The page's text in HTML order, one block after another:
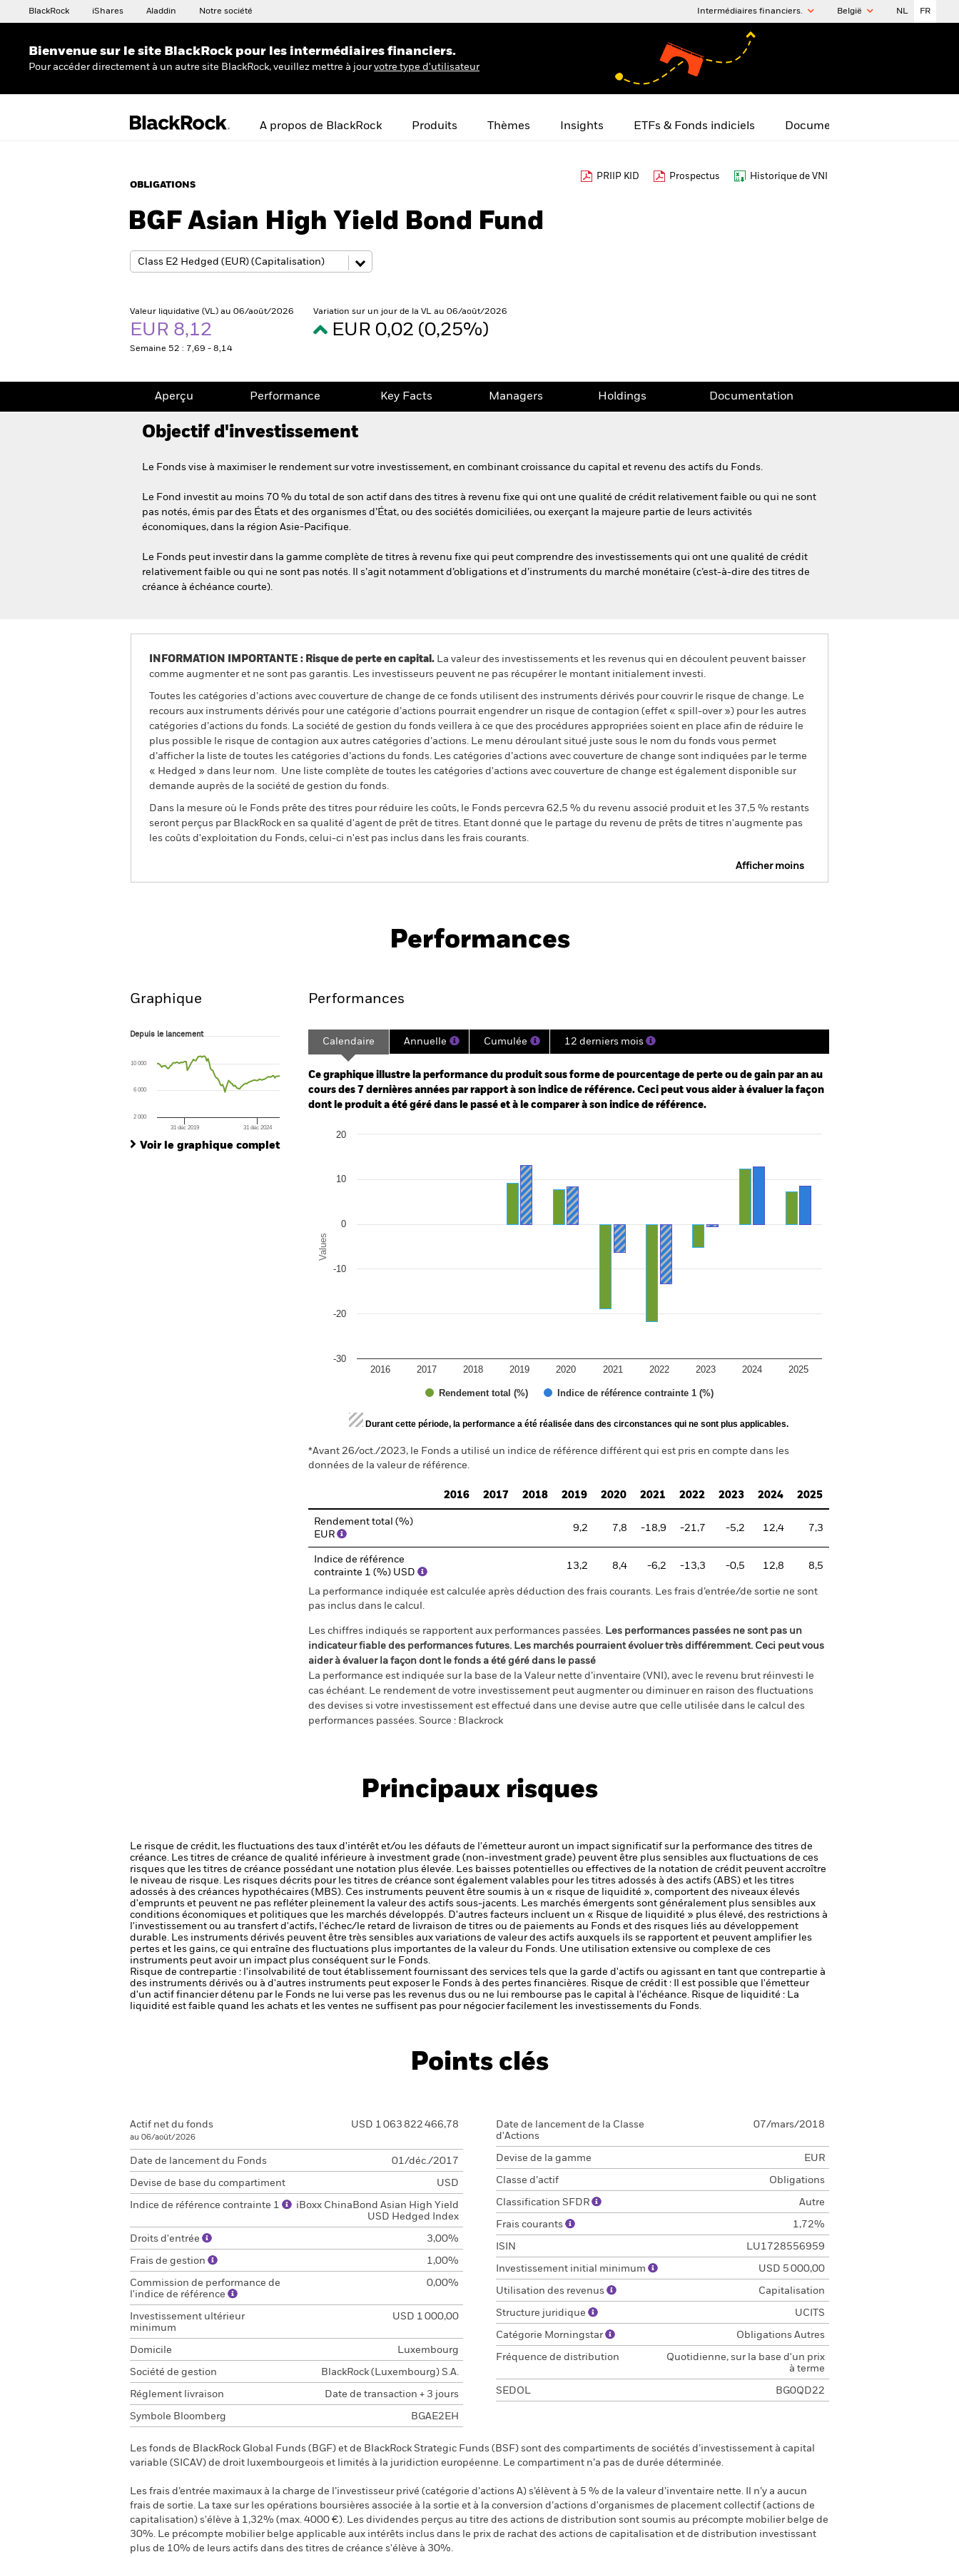
BlackRock iShares Aladdin Notre société Intermédiaires financiers. België NL FR
Bienvenue sur le site BlackRock pour les intermédiaires financiers.
Pour accéder directement à un autre site BlackRock, veuillez mettre à jour votre type d'utilisateur
A propos de BlackRock Produits Thèmes Insights ETFs & Fonds indiciels Documents
OBLIGATIONS
PRIIP KID Prospectus Historique de VNI
BGF Asian High Yield Bond Fund
Valeur liquidative (VL) au 06/août/2026
EUR 8,12
Semaine 52 : 7,69 - 8,14
Variation sur un jour de la VL au 06/août/2026
EUR 0,02 (0,25%)
Aperçu Performance Key Facts Managers Holdings Documentation
Objectif d'investissement
Le Fonds vise à maximiser le rendement sur votre investissement, en combinant croissance du capital et revenu des actifs du Fonds.
Le Fond investit au moins 70 % du total de son actif dans des titres à revenu fixe qui ont une qualité de crédit relativement faible ou qui ne sont
pas notés, émis par des États et des organismes d’État, ou des sociétés domiciliées, ou exerçant la majeure partie de leurs activités
économiques, dans la région Asie-Pacifique.
Le Fonds peut investir dans la gamme complète de titres à revenu fixe qui peut comprendre des investissements qui ont une qualité de crédit
relativement faible ou qui ne sont pas notés. Il s’agit notamment d’obligations et d’instruments du marché monétaire (c’est-à-dire des titres de
créance à échéance courte).
INFORMATION IMPORTANTE : Risque de perte en capital. La valeur des investissements et les revenus qui en découlent peuvent baisser
comme augmenter et ne sont pas garantis. Les investisseurs peuvent ne pas récupérer le montant initialement investi.
Toutes les catégories d’actions avec couverture de change de ce fonds utilisent des instruments dérivés pour couvrir le risque de change. Le
recours aux instruments dérivés pour une catégorie d’actions pourrait engendrer un risque de contagion (effet « spill-over ») pour les autres
catégories d’actions du fonds. La société de gestion du fonds veillera à ce que des procédures appropriées soient en place afin de réduire le
plus possible le risque de contagion aux autres catégories d’actions. Le menu déroulant situé juste sous le nom du fonds vous permet
d’afficher la liste de toutes les catégories d’actions du fonds. Les catégories d’actions avec couverture de change sont indiquées par le terme
« Hedged » dans leur nom. Une liste complète de toutes les catégories d'actions avec couverture de change est également disponible sur
demande auprès de la société de gestion du fonds.
Dans la mesure où le Fonds prête des titres pour réduire les coûts, le Fonds percevra 62,5 % du revenu associé produit et les 37,5 % restants
seront perçus par BlackRock en sa qualité d'agent de prêt de titres. Etant donné que le partage du revenu de prêts de titres n'augmente pas
les coûts d'exploitation du Fonds, celui-ci n'est pas inclus dans les frais courants.
Afficher moins
Key Facts Managers
Performances
Graphique
Depuis le lancement
The chart has 1 X axis displaying Time. Range: 2018-02-01 00:00:00 to 2026-07-31 00:00:00.
The chart has 1 Y axis displaying values. Range: -80 to 40.
Depuis le lancement
31 déc 2019 31 déc 2024
2 000
6 000
10 000
Voir le graphique complet
Performances
Calendaire Annuelle Cumulée 12 derniers mois
Ce graphique illustre la performance du produit sous forme de pourcentage de perte ou de gain par an au
cours des 7 dernières années par rapport à son indice de référence. Ceci peut vous aider à évaluer la façon
dont le produit a été géré dans le passé et à le comparer à son indice de référence.
Bar chart with 2 data series.
The chart has 1 Y axis displaying Values. Range: -30 to 20.
Values
Rendement total (%) Indice de référence contrainte 1 (%)
2016 2017 2018 2019 2020 2021 2022 2023 2024 2025
-30
-20
-10
0
10
20
End of interactive chart.
Durant cette période, la performance a été réalisée dans des circonstances qui ne sont plus applicables.
*Avant 26/oct./2023, le Fonds a utilisé un indice de référence différent qui est pris en compte dans les
données de la valeur de référence.
2016 2017 2018 2019 2020 2021 2022 2023 2024 2025
Rendement total (%)
EUR
9,2 7,8 -18,9 -21,7 -5,2 12,4 7,3
Indice de référence
contrainte 1 (%) USD
13,2 8,4 -6,2 -13,3 -0,5 12,8 8,5
La performance indiquée est calculée après déduction des frais courants. Les frais d’entrée/de sortie ne sont
pas inclus dans le calcul.
Les chiffres indiqués se rapportent aux performances passées. Les performances passées ne sont pas un
indicateur fiable des performances futures. Les marchés pourraient évoluer très différemment. Ceci peut vous
aider à évaluer la façon dont le fonds a été géré dans le passé
La performance est indiquée sur la base de la Valeur nette d’inventaire (VNI), avec le revenu brut réinvesti le
cas échéant. Le rendement de votre investissement peut augmenter ou diminuer en raison des fluctuations
des devises si votre investissement est effectué dans une devise autre que celle utilisée dans le calcul des
performances passées. Source : Blackrock
Principaux risques
Le risque de crédit, les fluctuations des taux d'intérêt et/ou les défauts de l'émetteur auront un impact significatif sur la performance des titres de
créance. Les titres de créance de qualité inférieure à investment grade (non-investment grade) peuvent être plus sensibles aux fluctuations de ces
risques que les titres de créance possédant une notation plus élevée. Les baisses potentielles ou effectives de la notation de crédit peuvent accroître
le niveau de risque. Les risques décrits pour les titres de créance sont également valables pour les titres adossés à des actifs (ABS) et les titres
adossés à des créances hypothécaires (MBS). Ces instruments peuvent être soumis à un « risque de liquidité », comportent des niveaux élevés
d'emprunts et peuvent ne pas refléter pleinement la valeur des actifs sous-jacents. Les marchés émergents sont généralement plus sensibles aux
conditions économiques et politiques que les marchés développés. D'autres facteurs incluent un « Risque de liquidité » plus élevé, des restrictions à
l'investissement ou au transfert d'actifs, l'échec/le retard de livraison de titres ou de paiements au Fonds et des risques liés au développement
durable. Les instruments dérivés peuvent être très sensibles aux variations de valeur des actifs auxquels ils se rapportent et peuvent amplifier les
pertes et les gains, ce qui entraîne des fluctuations plus importantes de la valeur du Fonds. Une utilisation extensive ou complexe de ces
instruments peut avoir un impact plus conséquent sur le Fonds.
Risque de contrepartie : l'insolvabilité de tout établissement fournissant des services tels que la garde d'actifs ou agissant en tant que contrepartie à
des instruments dérivés ou à d'autres instruments peut exposer le Fonds à des pertes financières. Risque de crédit : Il est possible que l'émetteur
d'un actif financier détenu par le Fonds ne lui verse pas les revenus dus ou ne lui rembourse pas le capital à l'échéance. Risque de liquidité : La
liquidité est faible quand les achats et les ventes ne suffisent pas pour négocier facilement les investissements du Fonds.
Points clés
Actif net du fonds
au 06/août/2026
USD 1 063 822 466,78
Date de lancement du Fonds 01/déc./2017
Devise de base du compartiment USD
Indice de référence contrainte 1
iBoxx ChinaBond Asian High Yield
USD Hedged Index
Droits d'entrée 3,00%
Frais de gestion 1,00%
Commission de performance de
l'indice de référence
0,00%
Investissement ultérieur
minimum
USD 1 000,00
Domicile Luxembourg
Société de gestion BlackRock (Luxembourg) S.A.
Réglement livraison Date de transaction + 3 jours
Symbole Bloomberg BGAE2EH
Date de lancement de la Classe
d'Actions
07/mars/2018
Devise de la gamme EUR
Classe d’actif Obligations
Classification SFDR Autre
Frais courants 1,72%
ISIN LU1728556959
Investissement initial minimum USD 5 000,00
Utilisation des revenus Capitalisation
Structure juridique UCITS
Catégorie Morningstar Obligations Autres
Fréquence de distribution
Quotidienne, sur la base d'un prix
à terme
SEDOL BG0QD22
Les fonds de BlackRock Global Funds (BGF) et de BlackRock Strategic Funds (BSF) sont des compartiments de sociétés d’investissement à capital
variable (SICAV) de droit luxembourgeois et limités à la juridiction européenne. Le compartiment n’a pas de durée déterminée.
Les frais d’entrée maximaux à la charge de l’investisseur privé (catégorie d’actions A) s’élèvent à 5 % de la valeur d’inventaire nette. Il n’y a aucun
frais de sortie. La taxe sur les opérations boursières associée à la sortie et à la conversion d’actions d'organismes de placement collectif (actions de
capitalisation) s'élève à 1,32% (max. 4000 €). Les dividendes perçus au titre des actions de distribution sont soumis au précompte mobilier belge de
30%. Le précompte mobilier belge applicable aux intérêts inclus dans le prix de rachat des actions de capitalisation et de distribution investissant
plus de 10% de leurs actifs dans des titres de créance s'élève à 30%.